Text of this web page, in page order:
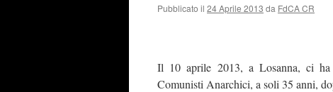
Pubblicato il 24 Aprile 2013 da FdCA CR
Il 10 aprile 2013, a Losanna, ci ha
Comunisti Anarchici, a soli 35 anni,